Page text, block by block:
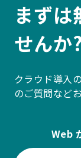
まずは
せんか?
クラウド導入
のご質問など
Web